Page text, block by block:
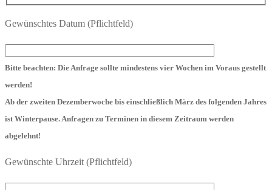
Gewünschtes Datum (Pflichtfeld)
Bitte beachten: Die Anfrage sollte mindestens vier Wochen im Voraus gestellt
werden!
Ab der zweiten Dezemberwoche bis einschließlich März des folgenden Jahres
ist Winterpause. Anfragen zu Terminen in diesem Zeitraum werden
abgelehnt!
Gewünschte Uhrzeit (Pflichtfeld)